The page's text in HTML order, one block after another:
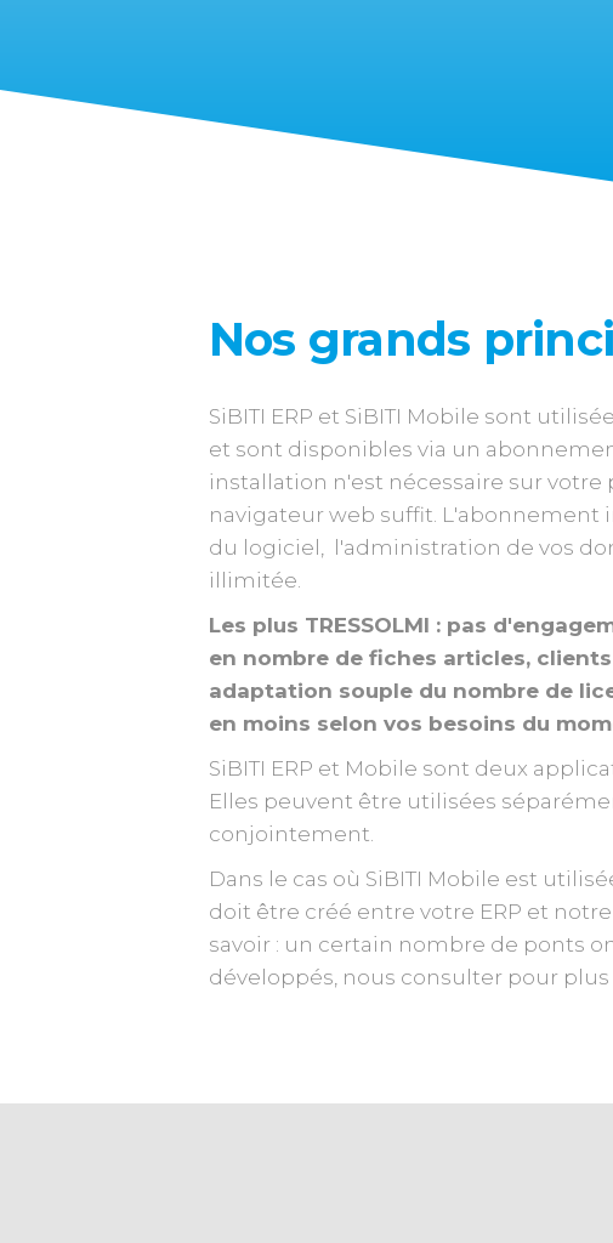
Nos grands
SiBITI ERP et SiBITI Mobile sont
et sont disponibles via un
installation n'est nécessaire sur votre
navigateur web suffit. L'abonnement
du logiciel, l'administration de vos
illimitée.
Les plus TRESSOLMI : pas
en nombre de fiches articles,
adaptation souple du nombre de
en moins selon vos besoins du
SiBITI ERP et Mobile sont deux
Elles peuvent être utilisées
conjointement.
Dans le cas où SiBITI Mobile est
doit être créé entre votre ERP et
savoir : un certain nombre de ponts
développés, nous consulter pour plus